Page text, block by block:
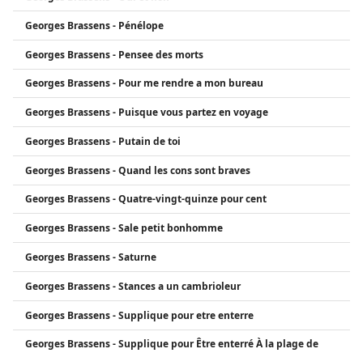
Georges Brassens - Pénélope
Georges Brassens - Pensee des morts
Georges Brassens - Pour me rendre a mon bureau
Georges Brassens - Puisque vous partez en voyage
Georges Brassens - Putain de toi
Georges Brassens - Quand les cons sont braves
Georges Brassens - Quatre-vingt-quinze pour cent
Georges Brassens - Sale petit bonhomme
Georges Brassens - Saturne
Georges Brassens - Stances a un cambrioleur
Georges Brassens - Supplique pour etre enterre
Georges Brassens - Supplique pour Être enterré À la plage de